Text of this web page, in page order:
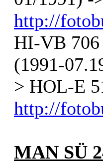
http://
HI-VB 706
(1991-
> HOL-E
http://
MAN SÜ